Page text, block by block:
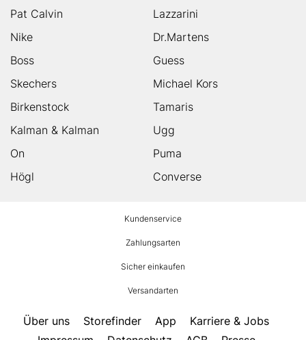
Pat Calvin
Lazzarini
Nike
Dr.Martens
Boss
Guess
Skechers
Michael Kors
Birkenstock
Tamaris
Kalman & Kalman
Ugg
On
Puma
Högl
Converse
Kundenservice
Zahlungsarten
Sicher einkaufen
Versandarten
Über uns Storefinder App
Karriere & Jobs